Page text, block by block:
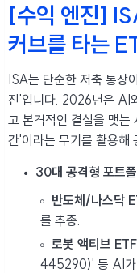
[수익 엔진]
커브를 타는
ISA는 단순한 저축 통장
진'입니다. 2026년은 AI
고 본격적인 결실을 맺는
간'이라는 무기를 활용해
30대 공격형 포트
반도체/나스닥
를 추종.
로봇 액티브
445290)' 등 AI가